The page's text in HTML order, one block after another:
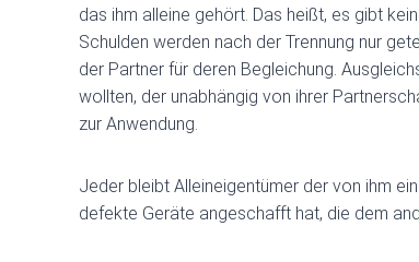
das ihm alleine gehört. Das heißt, es gibt
Schulden werden nach der Trennung nur
der Partner für deren Begleichung.
wollten, der unabhängig von ihrer
zur Anwendung.
Jeder bleibt Alleineigentümer der von ihm
defekte Geräte angeschafft hat, die dem